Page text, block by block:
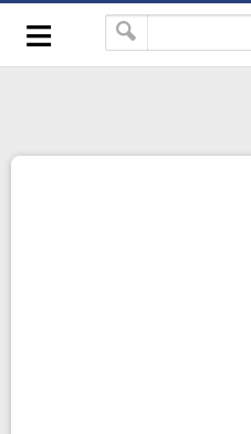
google-site-
≡